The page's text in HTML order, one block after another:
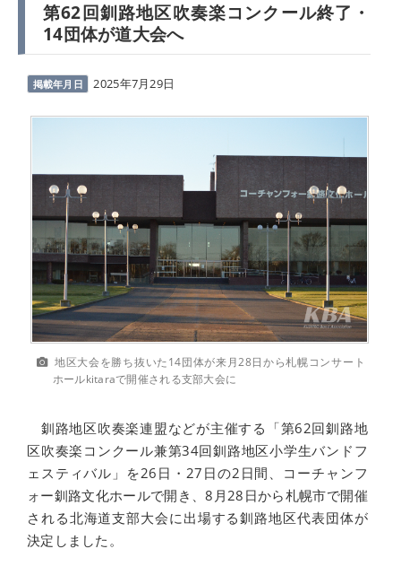
第62回釧路地区吹奏楽コンクール終了・
14団体が道大会へ
掲載年月日 2025年7月29日
地区大会を勝ち抜いた14団体が来月28日から札幌コンサート
ホールkitaraで開催される支部大会に
釧路地区吹奏楽連盟などが主催する「第62回釧路地
区吹奏楽コンクール兼第34回釧路地区小学生バンドフ
ェスティバル」を26日・27日の2日間、コーチャンフ
ォー釧路文化ホールで開き、8月28日から札幌市で開催
される北海道支部大会に出場する釧路地区代表団体が
決定しました。